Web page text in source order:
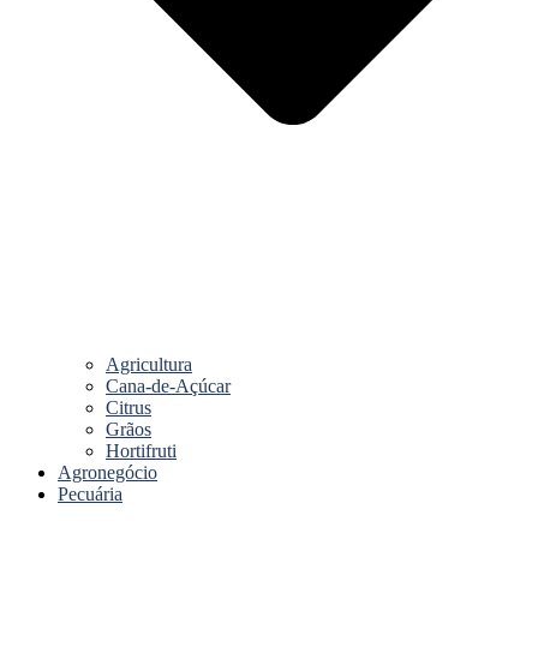
Agricultura
Cana-de-Açúcar
Citrus
Grãos
Hortifruti
Agronegócio
Pecuária